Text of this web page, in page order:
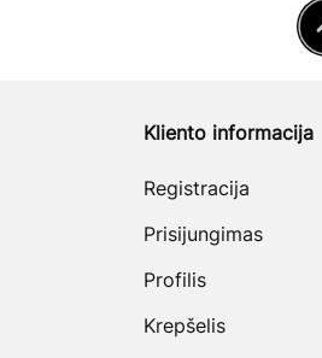
Kliento informacija
Registracija
Prisijungimas
Profilis
Krepšelis